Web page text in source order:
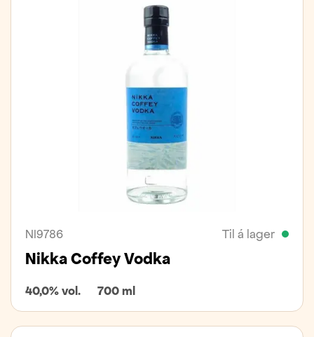
NI9786 Til á lager
Nikka Coffey Vodka
40,0% vol. 700 ml